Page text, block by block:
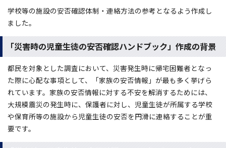
学校等の施設の安否確認体制・連絡方法の参考となるよう作成し
ました。
「災害時の児童生徒の安否確認ハンドブック」作成の背景
都民を対象とした調査において、災害発生時に帰宅困難者となっ
た際に心配な事項として、「家族の安否情報」が最も多く挙げら
れています。家族の安否情報に対する不安を解消するためには、
大規模震災の発生時に、保護者に対し、児童生徒が所属する学校
や保育所等の施設から児童生徒の安否を円滑に連絡することが重
要です。